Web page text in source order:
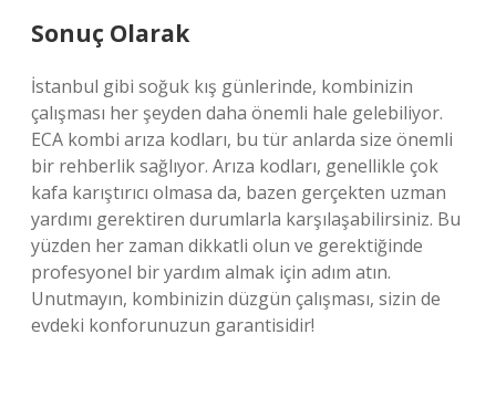
Sonuç Olarak
İstanbul gibi soğuk kış günlerinde, kombinizin
çalışması her şeyden daha önemli hale gelebiliyor.
ECA kombi arıza kodları, bu tür anlarda size önemli
bir rehberlik sağlıyor. Arıza kodları, genellikle çok
kafa karıştırıcı olmasa da, bazen gerçekten uzman
yardımı gerektiren durumlarla karşılaşabilirsiniz. Bu
yüzden her zaman dikkatli olun ve gerektiğinde
profesyonel bir yardım almak için adım atın.
Unutmayın, kombinizin düzgün çalışması, sizin de
evdeki konforunuzun garantisidir!